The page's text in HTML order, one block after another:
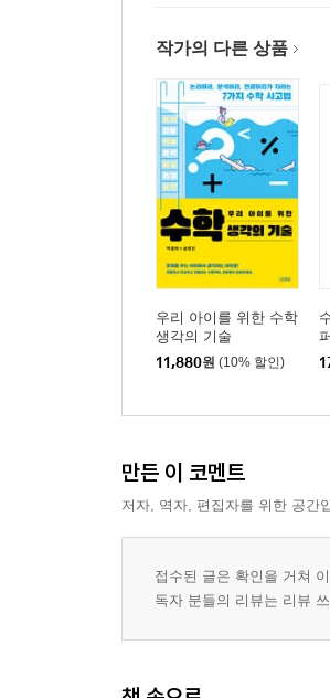
작가의 다른 상품
우리 아이를 위한 수학
생각의 기술
11,880원 (10% 할인)
만든 이 코멘트
저자, 역자, 편집자를 위한 공간
접수된 글은 확인을 거쳐
독자 분들의 리뷰는 리뷰